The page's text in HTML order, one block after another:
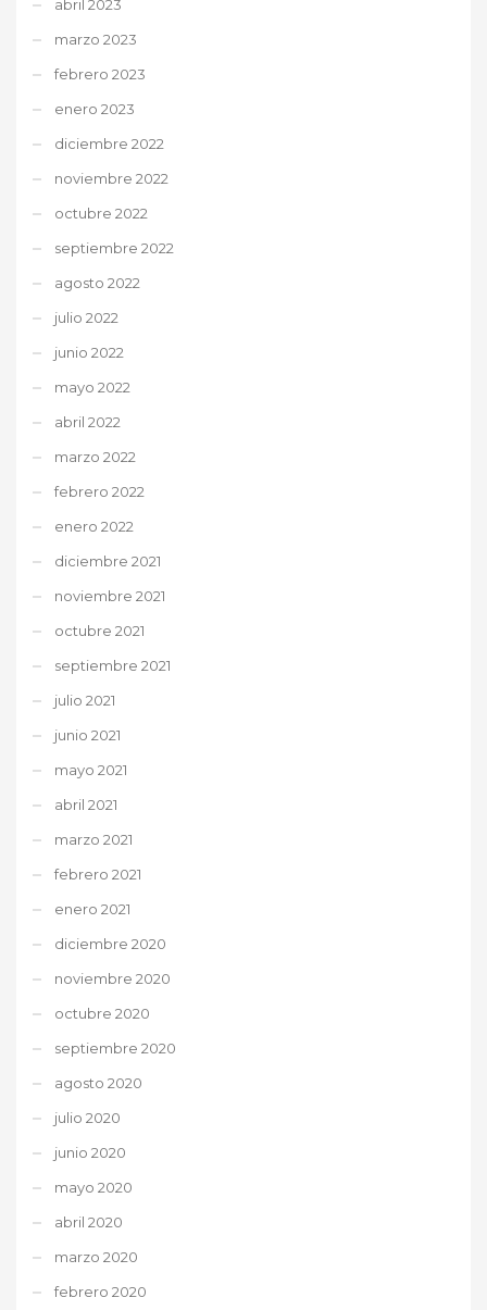
abril 2023
marzo 2023
febrero 2023
enero 2023
diciembre 2022
noviembre 2022
octubre 2022
septiembre 2022
agosto 2022
julio 2022
junio 2022
mayo 2022
abril 2022
marzo 2022
febrero 2022
enero 2022
diciembre 2021
noviembre 2021
octubre 2021
septiembre 2021
julio 2021
junio 2021
mayo 2021
abril 2021
marzo 2021
febrero 2021
enero 2021
diciembre 2020
noviembre 2020
octubre 2020
septiembre 2020
agosto 2020
julio 2020
junio 2020
mayo 2020
abril 2020
marzo 2020
febrero 2020